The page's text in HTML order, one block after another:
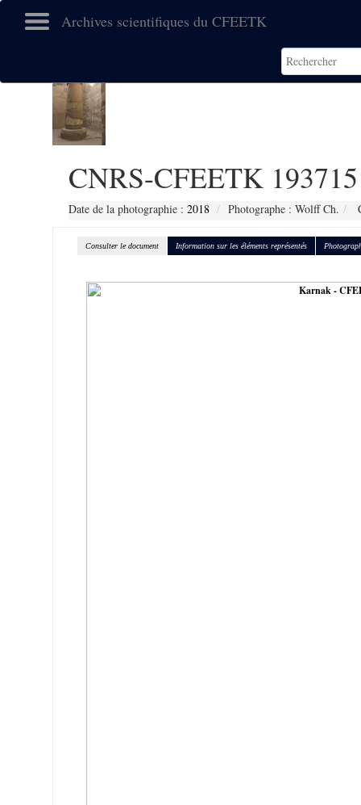
Archives scientifiques du CFEETK
CNRS-CFEETK 193715
Date de la photographie : 2018 Photographe : Wolff Ch.
Consulter le document Information sur les éléments représentés